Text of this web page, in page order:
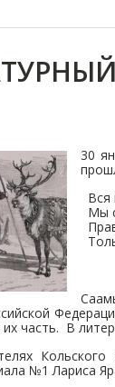
30
Вся
Мы
А
часть. В
Кольского
№1 Лариса